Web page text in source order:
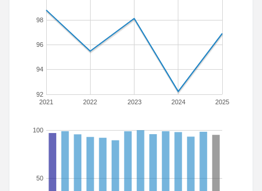
2021 2022 2023 2024 2025
92
94
96
98
50
100